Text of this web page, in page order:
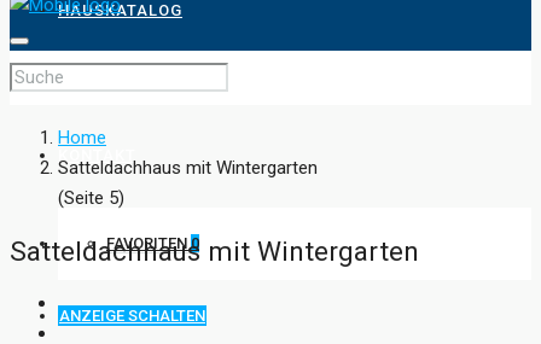
HAUSKATALOG
ANBIETER
FAVORITEN0
ANZEIGE SCHALTEN
Home
Satteldachhaus mit Wintergarten
(Seite 5)
Satteldachhaus mit Wintergarten